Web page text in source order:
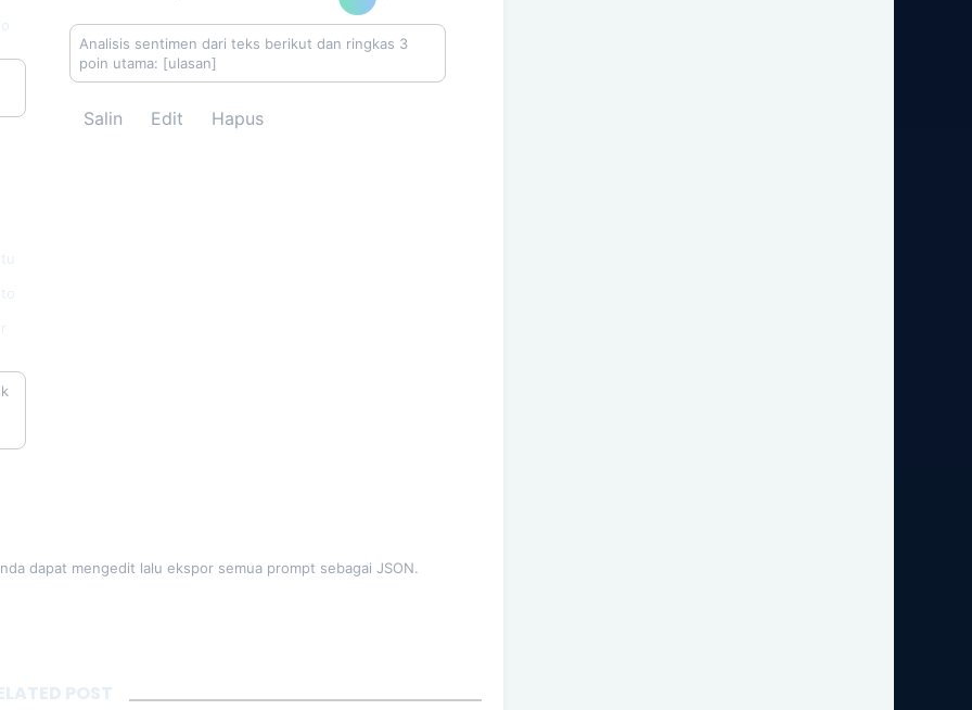
o
Analisis sentimen dari teks berikut dan ringkas 3
poin utama: [ulasan]
Salin Edit Hapus
tu
to
r
dapat mengedit lalu ekspor semua prompt sebagai JSON.
POST